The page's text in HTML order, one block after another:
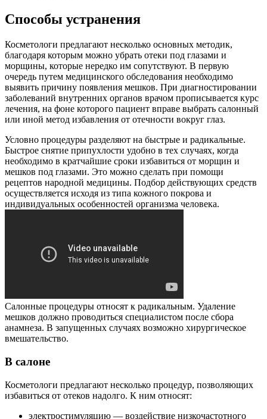
Способы устранения
Косметологи предлагают несколько основных методик,
благодаря которым можно убрать отеки под глазами и
морщины, которые нередко им сопутствуют. В первую
очередь путем медицинского обследования необходимо
выявить причину появления мешков. При диагностировании
заболеваний внутренних органов врачом прописывается курс
лечения, на фоне которого пациент вправе выбрать салонный
или иной метод избавления от отечности вокруг глаз.
Условно процедуры разделяют на быстрые и радикальные.
Быстрое снятие припухлости удобно в тех случаях, когда
необходимо в кратчайшие сроки избавиться от морщин и
мешков под глазами. Это можно сделать при помощи
рецептов народной медицины. Подбор действующих средств
осуществляется исходя из типа кожного покрова и
индивидуальных особенностей организма человека.
Салонные процедуры относят к радикальным. Удаление
мешков должно проводиться специалистом после сбора
анамнеза. В запущенных случаях возможно хирургическое
вмешательство.
В салоне
Косметологи предлагают несколько процедур, позволяющих
избавиться от отеков надолго. К ним относят:
электростимуляцию — воздействие низкочастотного